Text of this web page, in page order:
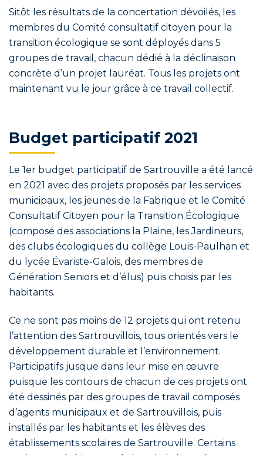
Sitôt les résultats de la concertation dévoilés, les
membres du Comité consultatif citoyen pour la
transition écologique se sont déployés dans 5
groupes de travail, chacun dédié à la déclinaison
concrète d’un projet lauréat. Tous les projets ont
maintenant vu le jour grâce à ce travail collectif.
Budget participatif 2021
Le 1er budget participatif de Sartrouville a été lancé
en 2021 avec des projets proposés par les services
municipaux, les jeunes de la Fabrique et le Comité
Consultatif Citoyen pour la Transition Écologique
(composé des associations la Plaine, les Jardineurs,
des clubs écologiques du collège Louis-Paulhan et
du lycée Évariste-Galois, des membres de
Génération Seniors et d’élus) puis choisis par les
habitants.
Ce ne sont pas moins de 12 projets qui ont retenu
l’attention des Sartrouvillois, tous orientés vers le
développement durable et l’environnement.
Participatifs jusque dans leur mise en œuvre
puisque les contours de chacun de ces projets ont
été dessinés par des groupes de travail composés
d’agents municipaux et de Sartrouvillois, puis
installés par les habitants et les élèves des
établissements scolaires de Sartrouville. Certains